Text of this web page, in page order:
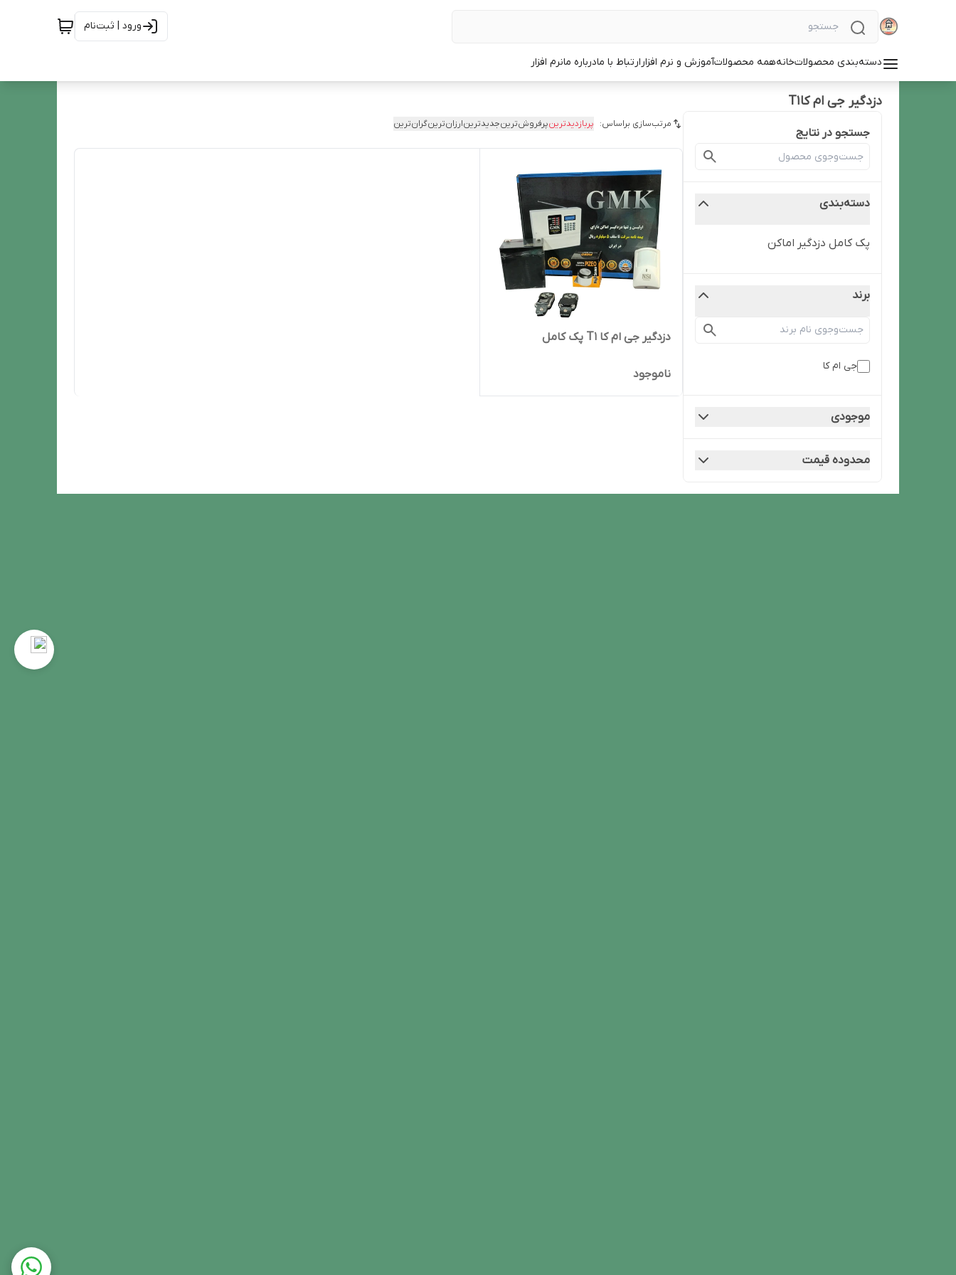
ورود | ثبت‌نام
دسته‌بندی محصولاتخانههمه محصولاتآموزش و نرم افزارارتباط با مادرباره مانرم افزار
دزدگیر جی ام کا T1
جستجو در نتایج
دسته‌بندی
پک کامل دزدگیر اماکن
برند
جی ام کا
موجودی
محدوده قیمت
مرتب‌سازی براساس: پربازدیدترینپرفروش‌ترینجدیدترینارزان‌ترینگران‌ترین
دزدگیر جی ام کا T1 پک کامل
ناموجود